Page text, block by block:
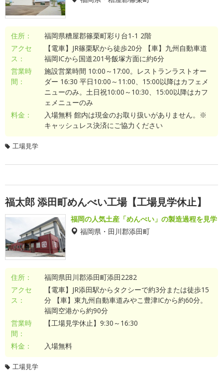
住所：
福岡県糟屋郡篠栗町彩り台1-1 2階
アクセ
ス：
【電車】JR篠栗駅から徒歩20分 【車】九州自動車道
福岡ICから国道201号飯塚方面に約6分
営業時
間：
施設営業時間 10:00～17:00。レストランラストオー
ダー 16:30 平日10:00～11:00、15:00以降はカフェメ
ニューのみ。土日祝10:00～10:30、15:00以降はカフ
ェメニューのみ
料金：
入場無料 館内は現金のお取り扱いがありません。※
キャッシュレス決済にご協力ください
工場見学
福太郎 添田町めんべい工場【工場見学休止】
福岡の人気土産「めんべい」の製造過程を見学
福岡県・田川郡添田町
住所：
福岡県田川郡添田町添田2282
アクセ
ス：
【電車】JR添田駅からタクシーで約3分または徒歩15
分 【車】東九州自動車道みやこ豊津ICから約60分。
福岡空港から約90分
営業時
間：
【工場見学休止】9:30～16:30
料金： 入場無料
工場見学